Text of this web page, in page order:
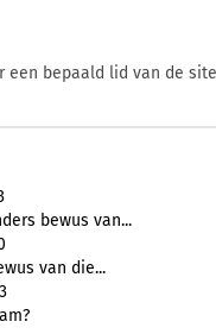
een bepaald lid van de
bewus van...
van die...